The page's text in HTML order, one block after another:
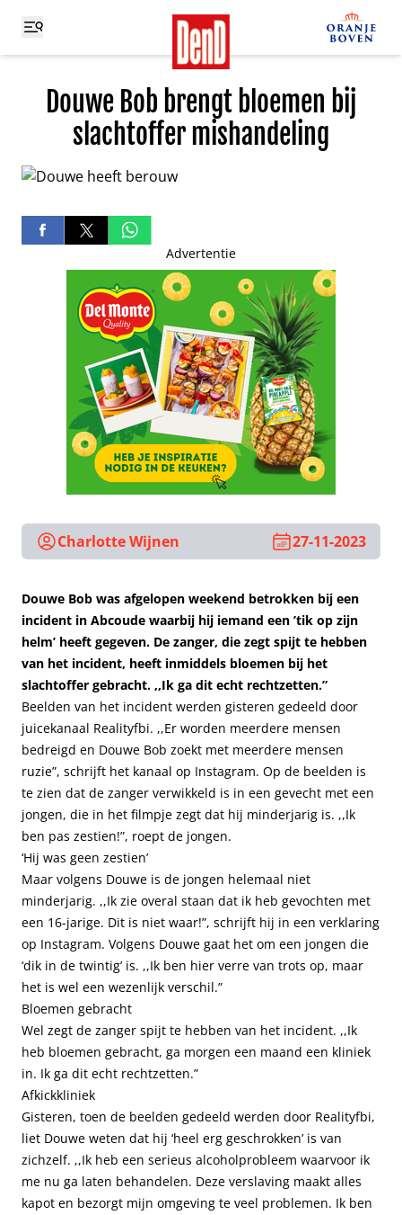
Douwe Bob brengt bloemen bij
slachtoffer mishandeling
Advertentie
Charlotte Wijnen 27-11-2023
Douwe Bob was afgelopen weekend betrokken bij een
incident in Abcoude waarbij hij iemand een ’tik op zijn
helm’ heeft gegeven. De zanger, die zegt spijt te hebben
van het incident, heeft inmiddels bloemen bij het
slachtoffer gebracht. ,,Ik ga dit echt rechtzetten.”
Beelden van het incident werden gisteren gedeeld door
juicekanaal Realityfbi. ,,Er worden meerdere mensen
bedreigd en Douwe Bob zoekt met meerdere mensen
ruzie”, schrijft het kanaal op Instagram. Op de beelden is
te zien dat de zanger verwikkeld is in een gevecht met een
jongen, die in het filmpje zegt dat hij minderjarig is. ,,Ik
ben pas zestien!”, roept de jongen.
‘Hij was geen zestien’
Maar volgens Douwe is de jongen helemaal niet
minderjarig. ,,Ik zie overal staan dat ik heb gevochten met
een 16-jarige. Dit is niet waar!”, schrijft hij in een verklaring
op Instagram. Volgens Douwe gaat het om een jongen die
‘dik in de twintig’ is. ,,Ik ben hier verre van trots op, maar
het is wel een wezenlijk verschil.”
Bloemen gebracht
Wel zegt de zanger spijt te hebben van het incident. ,,Ik
heb bloemen gebracht, ga morgen een maand een kliniek
in. Ik ga dit echt rechtzetten.”
Afkickkliniek
Gisteren, toen de beelden gedeeld werden door Realityfbi,
liet Douwe weten dat hij ‘heel erg geschrokken’ is van
zichzelf. ,,Ik heb een serieus alcoholprobleem waarvoor ik
me nu ga laten behandelen. Deze verslaving maakt alles
kapot en bezorgt mijn omgeving te veel problemen. Ik ben